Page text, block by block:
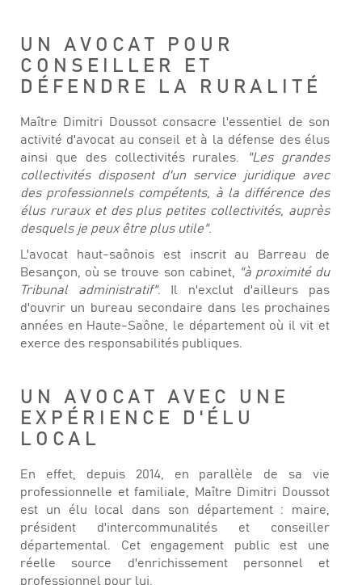
UN AVOCAT POUR
CONSEILLER ET
DÉFENDRE LA RURALITÉ
Maître Dimitri Doussot consacre l'essentiel de son
activité d'avocat au conseil et à la défense des élus
ainsi que des collectivités rurales. "Les grandes
collectivités disposent d'un service juridique avec
des professionnels compétents, à la différence des
élus ruraux et des plus petites collectivités, auprès
desquels je peux être plus utile".
L'avocat haut-saônois est inscrit au Barreau de
Besançon, où se trouve son cabinet, "à proximité du
Tribunal administratif". Il n'exclut d'ailleurs pas
d'ouvrir un bureau secondaire dans les prochaines
années en Haute-Saône, le département où il vit et
exerce des responsabilités publiques.
UN AVOCAT AVEC UNE
EXPÉRIENCE D'ÉLU
LOCAL
En effet, depuis 2014, en parallèle de sa vie
professionnelle et familiale, Maître Dimitri Doussot
est un élu local dans son département : maire,
président d'intercommunalités et conseiller
départemental. Cet engagement public est une
réelle source d'enrichissement personnel et
professionnel pour lui.